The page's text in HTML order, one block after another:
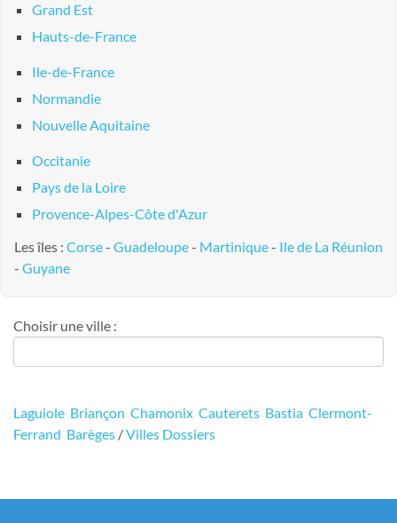
Grand Est
Hauts-de-France
Ile-de-France
Normandie
Nouvelle Aquitaine
Occitanie
Pays de la Loire
Provence-Alpes-Côte d'Azur
Les îles : Corse- Guadeloupe- Martinique- Ile de La Réunion
- Guyane
Choisir une ville :
Laguiole Briançon Chamonix Cauterets Bastia Clermont-
Ferrand Barèges /Villes Dossiers